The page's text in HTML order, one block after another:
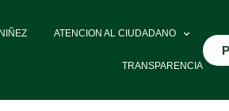
ATENCION AL CIUDADANO
TRANSPARENCIA